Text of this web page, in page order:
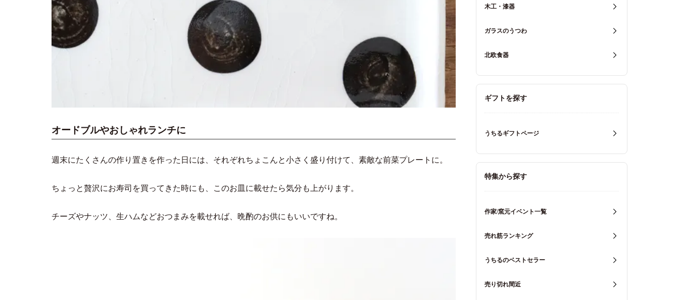
オードブルやおしゃれランチに
週末にたくさんの作り置きを作った日には、それぞれちょこんと小さく盛り付けて、素敵な前菜プレートに。
ちょっと贅沢にお寿司を買ってきた時にも、このお皿に載せたら気分も上がります。
チーズやナッツ、生ハムなどおつまみを載せれば、晩酌のお供にもいいですね。
木工・漆器
ガラスのうつわ
北欧食器
ギフトを探す
うちるギフトページ
特集から探す
作家/窯元イベント一覧
売れ筋ランキング
うちるのベストセラー
売り切れ間近